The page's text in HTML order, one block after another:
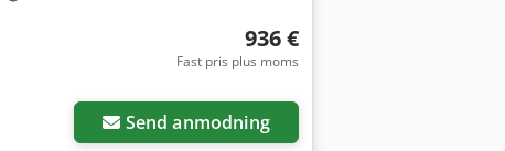
936 €
Fast pris plus moms
Send anmodning